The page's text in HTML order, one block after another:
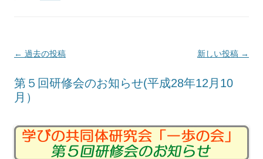
投
ナ
ビ
← 過去の投稿 新しい投稿 →
第５回研修会のお知らせ(平成28年12月10
月）